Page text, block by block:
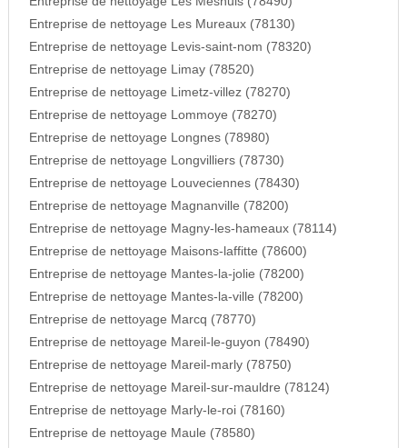
Entreprise de nettoyage Les Mureaux (78130)
Entreprise de nettoyage Levis-saint-nom (78320)
Entreprise de nettoyage Limay (78520)
Entreprise de nettoyage Limetz-villez (78270)
Entreprise de nettoyage Lommoye (78270)
Entreprise de nettoyage Longnes (78980)
Entreprise de nettoyage Longvilliers (78730)
Entreprise de nettoyage Louveciennes (78430)
Entreprise de nettoyage Magnanville (78200)
Entreprise de nettoyage Magny-les-hameaux (78114)
Entreprise de nettoyage Maisons-laffitte (78600)
Entreprise de nettoyage Mantes-la-jolie (78200)
Entreprise de nettoyage Mantes-la-ville (78200)
Entreprise de nettoyage Marcq (78770)
Entreprise de nettoyage Mareil-le-guyon (78490)
Entreprise de nettoyage Mareil-marly (78750)
Entreprise de nettoyage Mareil-sur-mauldre (78124)
Entreprise de nettoyage Marly-le-roi (78160)
Entreprise de nettoyage Maule (78580)